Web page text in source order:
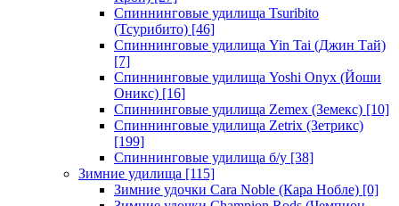
Спиннинговые удилища Tsuribito
(Тсурибито) [46]
Спиннинговые удилища Yin Tai (Джин Тай)
[7]
Спиннинговые удилища Yoshi Onyx (Йоши
Оникс) [16]
Спиннинговые удилища Zemex (Земекс) [10]
Спиннинговые удилища Zetrix (Зетрикс)
[199]
Спиннинговые удилища б/у [38]
Зимние удилища [115]
Зимние удочки Cara Noble (Кара Нобле) [0]